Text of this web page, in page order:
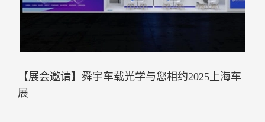
【展会邀请】舜宇车载光学与您相约2025上海车
展